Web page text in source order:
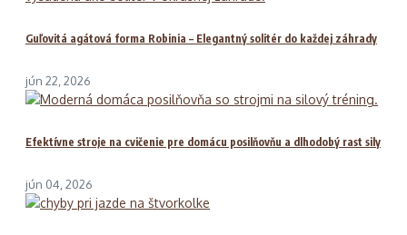
Guľovitá agátová forma Robinia – Elegantný solitér do každej záhrady
jún 22, 2026
Efektívne stroje na cvičenie pre domácu posilňovňu a dlhodobý rast sily
jún 04, 2026